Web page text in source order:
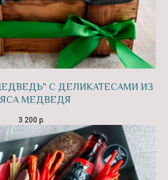
С ДЕЛИКАТЕСАМИ ИЗ
МЕДВЕДЯ
3 200 р.
НА
ВАМ
ПОДАРКИ